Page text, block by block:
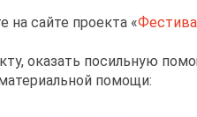
сайте проекта «
оказать посильную
помощи: